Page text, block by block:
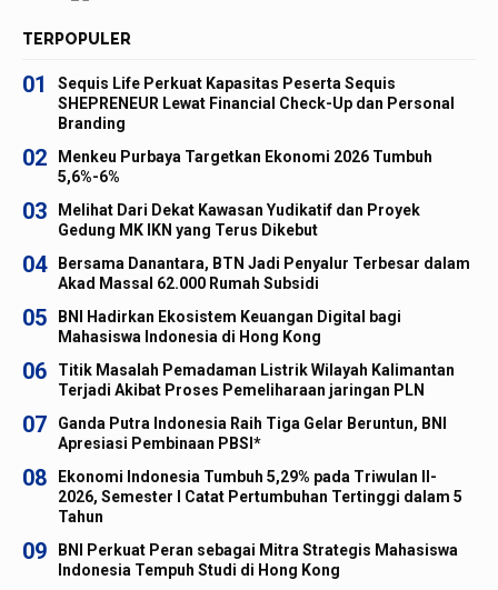
TERPOPULER
01
Sequis Life Perkuat Kapasitas Peserta Sequis
SHEPRENEUR Lewat Financial Check-Up dan Personal
Branding
02
Menkeu Purbaya Targetkan Ekonomi 2026 Tumbuh
5,6%-6%
03
Melihat Dari Dekat Kawasan Yudikatif dan Proyek
Gedung MK IKN yang Terus Dikebut
04
Bersama Danantara, BTN Jadi Penyalur Terbesar dalam
Akad Massal 62.000 Rumah Subsidi
05
BNI Hadirkan Ekosistem Keuangan Digital bagi
Mahasiswa Indonesia di Hong Kong
06
Titik Masalah Pemadaman Listrik Wilayah Kalimantan
Terjadi Akibat Proses Pemeliharaan jaringan PLN
07
Ganda Putra Indonesia Raih Tiga Gelar Beruntun, BNI
Apresiasi Pembinaan PBSI*
08
Ekonomi Indonesia Tumbuh 5,29% pada Triwulan II-
2026, Semester I Catat Pertumbuhan Tertinggi dalam 5
Tahun
09
BNI Perkuat Peran sebagai Mitra Strategis Mahasiswa
Indonesia Tempuh Studi di Hong Kong